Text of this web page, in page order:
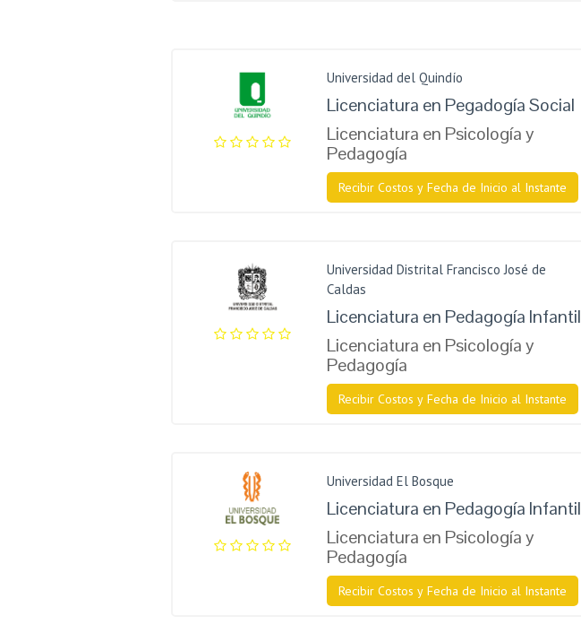
Universidad del Quindío
Licenciatura en Pegadogía Social
Licenciatura en Psicología y
Pedagogía
Recibir Costos y Fecha de Inicio al Instante
Universidad Distrital Francisco José de
Caldas
Licenciatura en Pedagogía Infantil
Licenciatura en Psicología y
Pedagogía
Recibir Costos y Fecha de Inicio al Instante
Universidad El Bosque
Licenciatura en Pedagogía Infantil
Licenciatura en Psicología y
Pedagogía
Recibir Costos y Fecha de Inicio al Instante